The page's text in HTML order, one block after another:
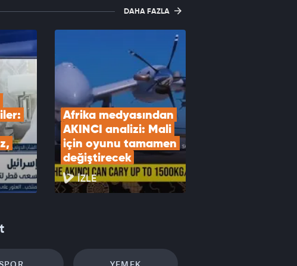
DAHA FAZLA
Afrika medyasından
AKINCI analizi: Mali
için oyunu tamamen
değiştirecek
İZLE